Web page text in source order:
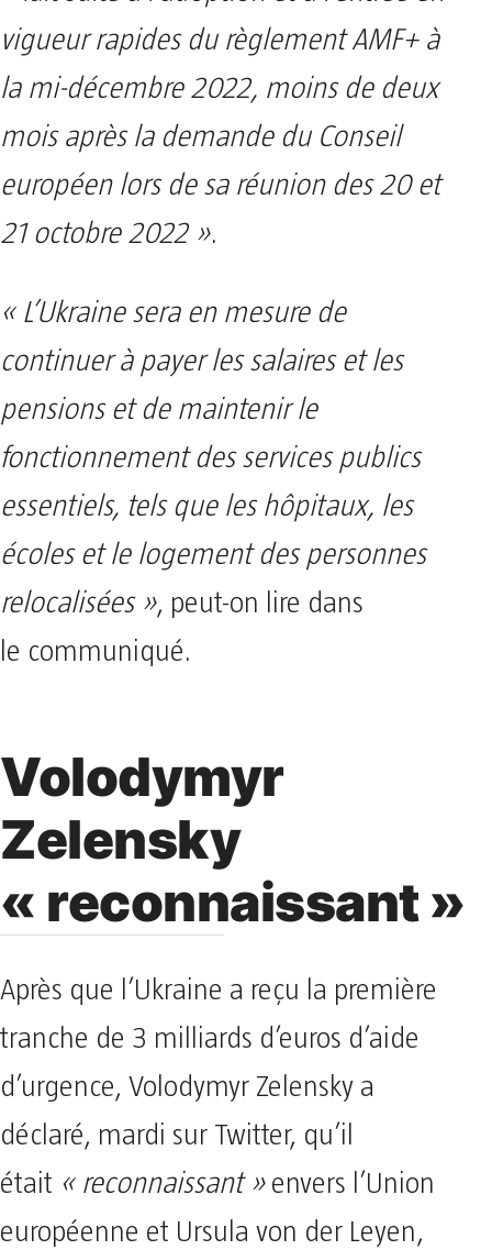
vigueur rapides du règlement AMF+ à
la mi-décembre 2022, moins de deux
mois après la demande du Conseil
européen lors de sa réunion des 20 et
21 octobre 2022 ».
« L’Ukraine sera en mesure de
continuer à payer les salaires et les
pensions et de maintenir le
fonctionnement des services publics
essentiels, tels que les hôpitaux, les
écoles et le logement des personnes
relocalisées », peut-on lire dans
le communiqué.
Volodymyr
Zelensky
« reconnaissant »
Après que l’Ukraine a reçu la première
tranche de 3 milliards d’euros d’aide
d’urgence, Volodymyr Zelensky a
déclaré, mardi sur Twitter, qu’il
était « reconnaissant »envers l’Union
européenne et Ursula von der Leyen,